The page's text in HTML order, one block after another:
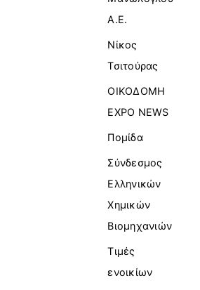
Α.Ε.
Νίκος
Τσιτούρας
ΟΙΚΟΔΟΜΗ
EXPO NEWS
Πομίδα
Σύνδεσμος
Ελληνικών
Χημικών
Βιομηχανιών
Τιμές
ενοικίων